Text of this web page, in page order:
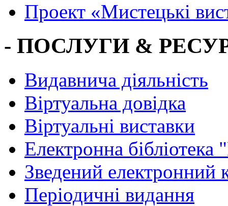
Проект «Мистецькі
- ПОСЛУГИ &
Видавнича діяльність
Віртуальна довідка
Віртуальні виставки
Електронна
Зведений електронний
Періодичні видання